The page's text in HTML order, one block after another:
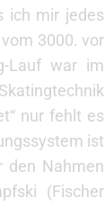
ich mir jedes
3000. vor
Lauf war im
nur fehlt es
ist
den Nahmen
(Fischer